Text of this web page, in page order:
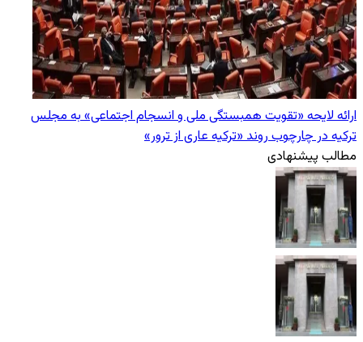
ارائه لایحه «تقویت همبستگی ملی و انسجام اجتماعی» به مجلس
ترکیه در چارچوب روند «ترکیه عاری از ترور»
مطالب پیشنهادی